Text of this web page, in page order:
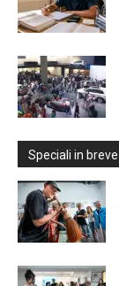
Speciali in breve